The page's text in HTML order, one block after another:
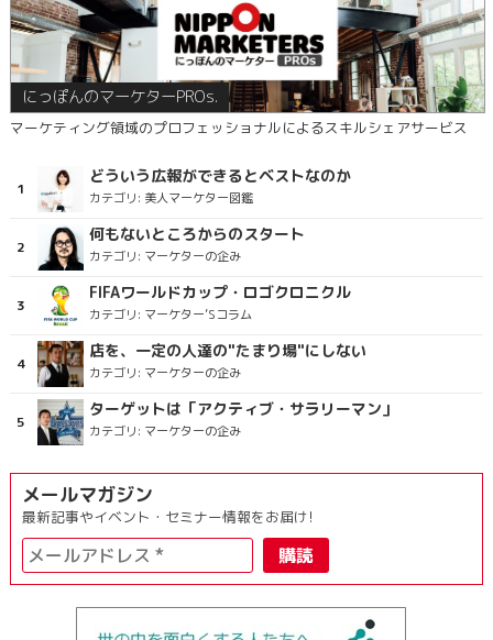
にっぽんのマーケターPROs.
マーケティング領域のプロフェッショナルによるスキルシェアサービス
どういう広報ができるとベストなのか
カテゴリ: 美人マーケター図鑑
何もないところからのスタート
カテゴリ: マーケターの企み
FIFAワールドカップ・ロゴクロニクル
カテゴリ: マーケター’Sコラム
店を、一定の人達の"たまり場"にしない
カテゴリ: マーケターの企み
ターゲットは「アクティブ・サラリーマン」
カテゴリ: マーケターの企み
メールマガジン
最新記事やイベント・セミナー情報をお届け!